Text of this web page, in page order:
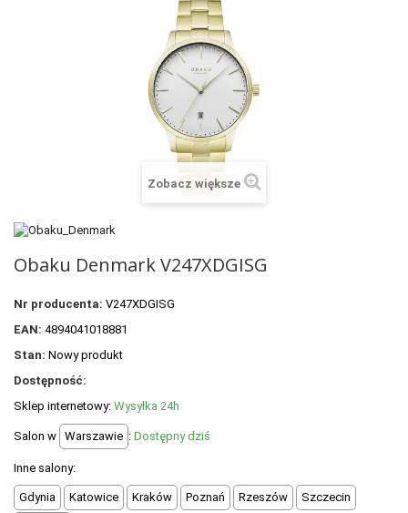
VOSTOK EUROPE ZEGARKI
POLECANE PRODUKTY
PROMOCJE
OUTLET
WYPRZEDAŻ
Zobacz większe
Obaku Denmark V247XDGISG
Nr producenta: V247XDGISG
EAN: 4894041018881
Stan: Nowy produkt
Dostępność:
Sklep internetowy: Wysyłka 24h
Salon w Warszawie : Dostępny dziś
Inne salony:
Gdynia Katowice Kraków Poznań Rzeszów
Szczecin